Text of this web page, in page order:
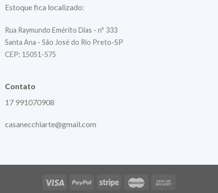
Estoque fica localizado:
Rua Raymundo Emérito Dias - nº 333
Santa Ana - São José do Rio Preto-SP
CEP: 15051-575
Contato
17 991070908
casanecchiarte@gmail.com